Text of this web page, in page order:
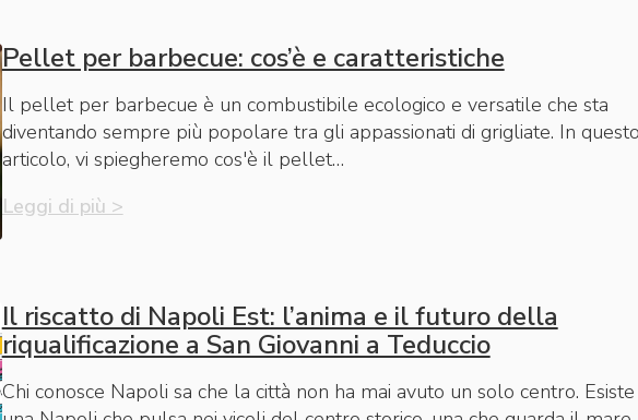
Pellet per barbecue: cos’è e caratteristiche
Il pellet per barbecue è un combustibile ecologico e versatile che sta
diventando sempre più popolare tra gli appassionati di grigliate. In questo
articolo, vi spiegheremo cos'è il pellet…
Leggi di più >
Il riscatto di Napoli Est: l’anima e il futuro della
riqualificazione a San Giovanni a Teduccio
Chi conosce Napoli sa che la città non ha mai avuto un solo centro. Esiste